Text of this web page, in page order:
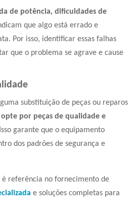
de potência, dificuldades de
que algo está errado e
Por isso, identificar essas falhas
que o problema se agrave e cause
substituição de peças ou reparos
por peças de qualidade e
garante que o equipamento
dos padrões de segurança e
é referência no fornecimento de
e soluções completas para